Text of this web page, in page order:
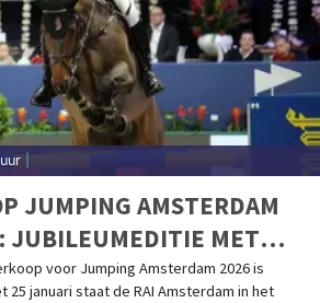
JUMPING AMSTERDAM
JUBILEUMEDITIE MET
voor Jumping Amsterdam 2026 is
25 januari staat de RAI Amsterdam in het